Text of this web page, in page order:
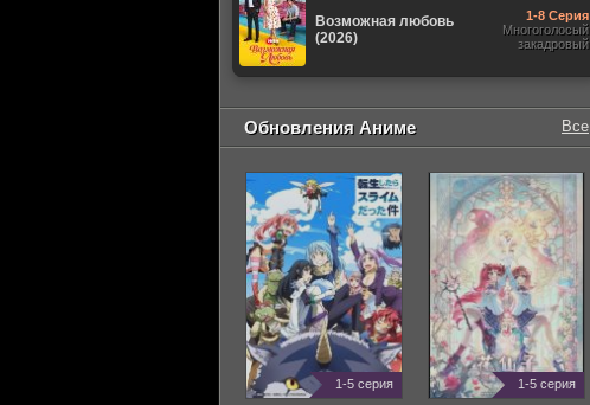
Возможная любовь
(2026)
1-8 Серия
Многоголосый
закадровый
Обновления Аниме Все
1-5 серия 1-5 серия